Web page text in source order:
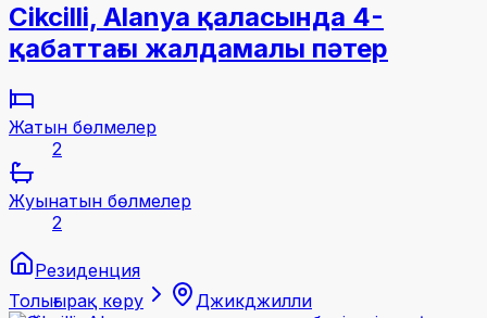
Cikcilli, Alanya қаласында 4-
қабаттағы жалдамалы пәтер
Жатын бөлмелер
2
Жуынатын бөлмелер
2
Резиденция
Толығырақ көру
Джикджилли